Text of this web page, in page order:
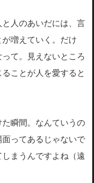
人のあいだには、言
増えていく。だけ
て。見えないところ
ことが人を愛すると
瞬間。なんていうの
ってあるじゃないで
まうんですよね（遠